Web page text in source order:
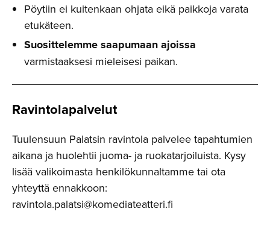
Pöytiin ei kuitenkaan ohjata eikä paikkoja varata
etukäteen.
Suosittelemme saapumaan ajoissa
varmistaaksesi mieleisesi paikan.
Ravintola­palvelut
Tuulensuun Palatsin ravintola palvelee tapahtumien
aikana ja huolehtii juoma- ja ruokatarjoiluista. Kysy
lisää valikoimasta henkilökunnaltamme tai ota
yhteyttä ennakkoon:
ravintola.palatsi@komediateatteri.fi